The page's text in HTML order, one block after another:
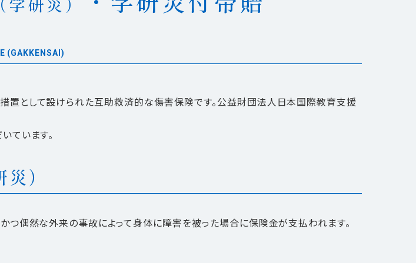
(GAKKENSAI)
として設けられた互助救済的な傷害保険です。公益財団法人日本国際教育支援
ています。
）
偶然な外来の事故によって身体に障害を被った場合に保険金が支払われます。